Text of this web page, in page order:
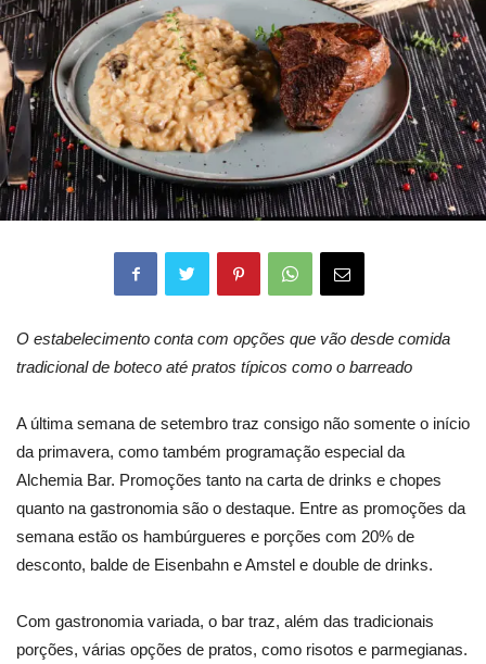
O estabelecimento conta com opções que vão desde comida
tradicional de boteco até pratos típicos como o barreado
A última semana de setembro traz consigo não somente o início
da primavera, como também programação especial da
Alchemia Bar. Promoções tanto na carta de drinks e chopes
quanto na gastronomia são o destaque. Entre as promoções da
semana estão os hambúrgueres e porções com 20% de
desconto, balde de Eisenbahn e Amstel e double de drinks.
Com gastronomia variada, o bar traz, além das tradicionais
porções, várias opções de pratos, como risotos e parmegianas.